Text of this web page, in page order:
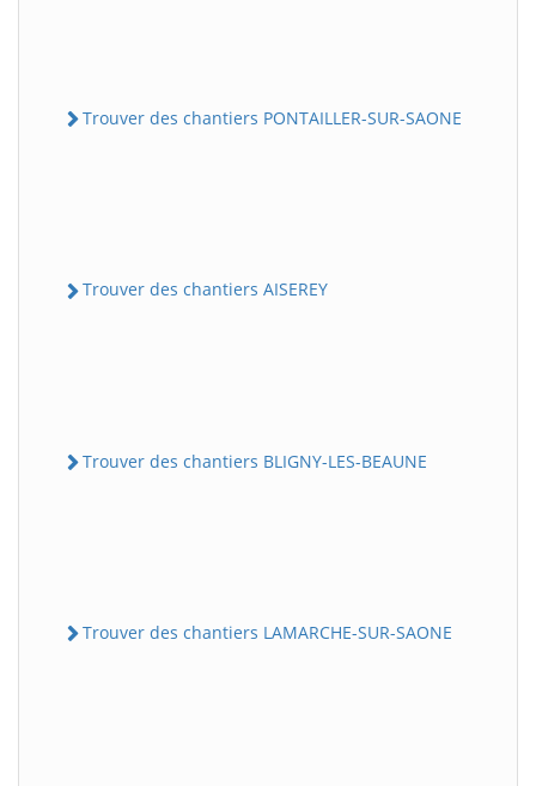
Trouver des chantiers PONTAILLER-SUR-SAONE
Trouver des chantiers AISEREY
Trouver des chantiers BLIGNY-LES-BEAUNE
Trouver des chantiers LAMARCHE-SUR-SAONE